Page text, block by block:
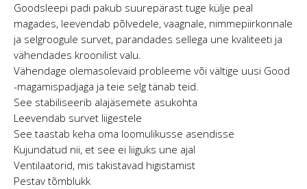
Goodsleepi padi pakub suurepärast tuge külje peal
magades, leevendab põlvedele, vaagnale, nimmepiirkonnale
ja selgroogule survet, parandades sellega une kvaliteeti ja
vähendades kroonilist valu.
Vähendage olemasolevaid probleeme või vältige uusi Good
-magamispadjaga ja teie selg tänab teid.
See stabiliseerib alajäsemete asukohta
Leevendab survet liigestele
See taastab keha oma loomulikusse asendisse
Kujundatud nii, et see ei liiguks une ajal
Ventilaatorid, mis takistavad higistamist
Pestav tõmblukk